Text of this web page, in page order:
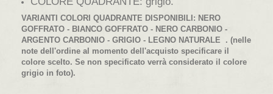
VARIANTI COLORI QUADRANTE DISPONIBILI: NERO
GOFFRATO - BIANCO GOFFRATO - NERO CARBONIO -
ARGENTO CARBONIO - GRIGIO - LEGNO NATURALE
. (nelle
note dell'ordine al momento dell'acquisto specificare il
colore scelto. Se non specificato verrà considerato il colore
grigio in foto).